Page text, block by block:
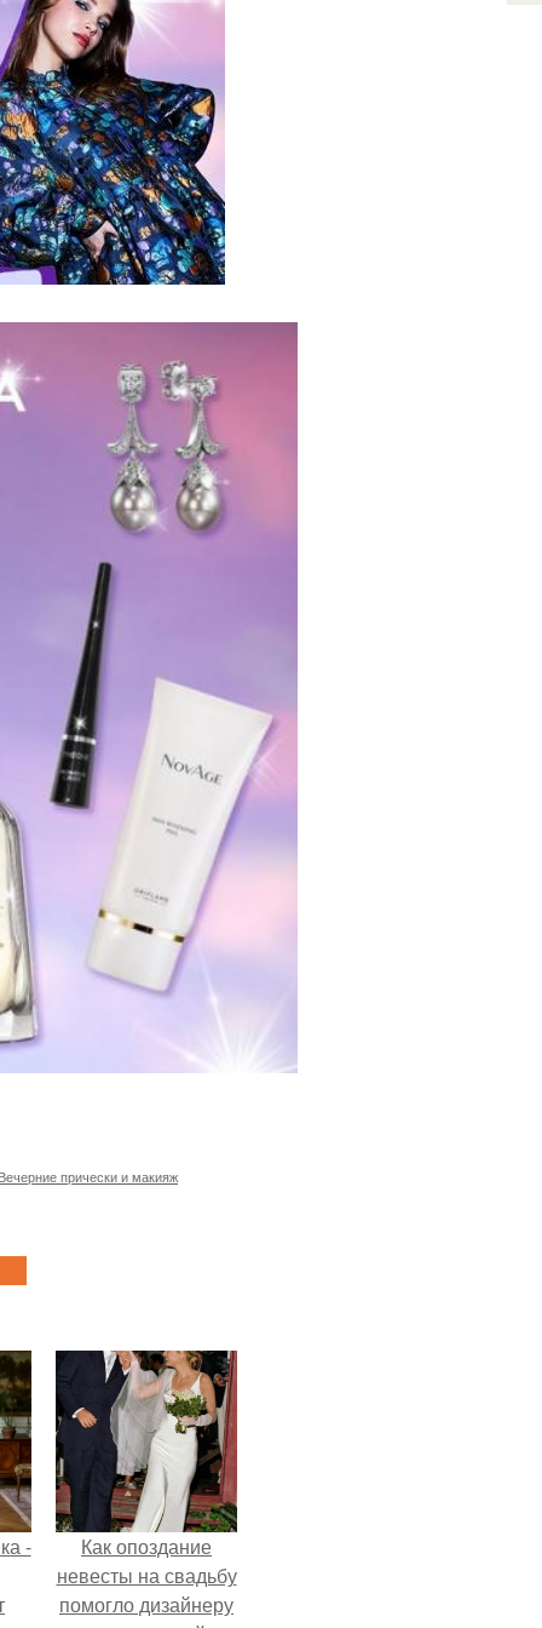
прически и макияж
-
Как опоздание
невесты на свадьбу
помогло дизайнеру